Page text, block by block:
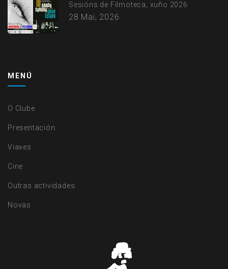
Sesións de Filmoteca, xuño 2026
28 Mai, 2026
MENÚ
O Clube
Presentación
Viaxes
Cine
Outras actividades
Novas